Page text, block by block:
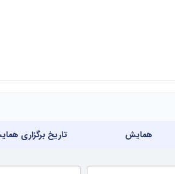
همایش تاریخ برگزاری